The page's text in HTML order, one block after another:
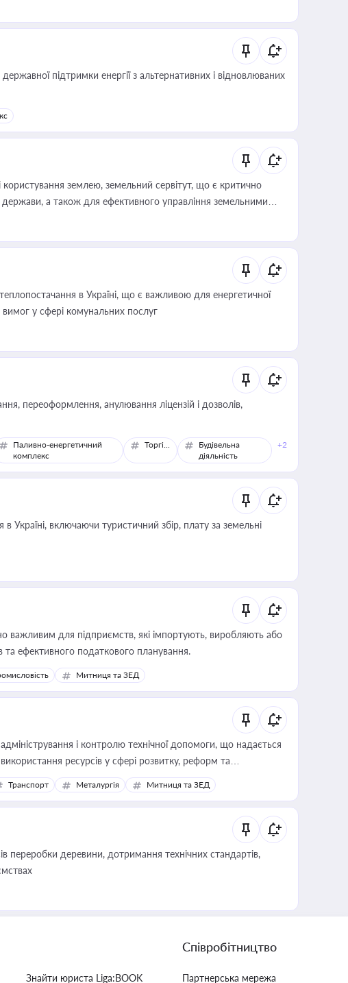
підтримки енергії з альтернативних і відновлюваних
користування землею, земельний сервітут, що є критично
а також для ефективного управління земельними
в Україні, що є важливою для енергетичної
у сфері комунальних послуг
переоформлення, анулювання ліцензій і дозволів,
Паливно-енергетичний
комплекс
Торгівля
Будівельна
діяльність
+2
Україні, включаючи туристичний збір, плату за земельні
важливим для підприємств, які імпортують, виробляють або
ефективного податкового планування.
Митниця та ЗЕД
і контролю технічної допомоги, що надається
ресурсів у сфері розвитку, реформ та
Транспорт Металургія Митниця та ЗЕД
переробки деревини, дотримання технічних стандартів,
Знайти юриста Liga:BOOK
Співробітництво
Партнерська мережа